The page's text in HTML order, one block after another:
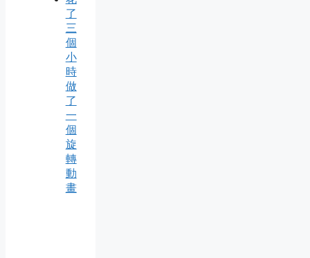
了
三
個
小
時
做
了
一
個
旋
轉
動
畫